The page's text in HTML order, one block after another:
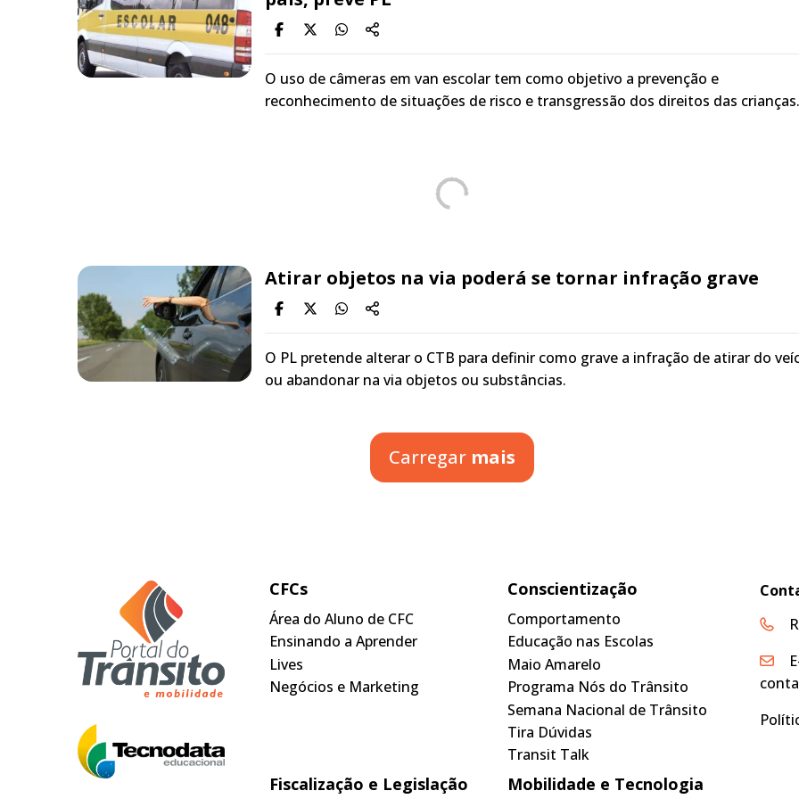
O uso de câmeras em van escolar tem como objetivo a prevenção e
reconhecimento de situações de risco e transgressão dos direitos das crianças.
Atirar objetos na via poderá se tornar infração grave
O PL pretende alterar o CTB para definir como grave a infração de atirar do
ou abandonar na via objetos ou substâncias.
Carregar mais
CFCs
Área do Aluno de CFC
Ensinando a Aprender
Lives
Negócios e Marketing
Conscientização
Comportamento
Educação nas Escolas
Maio Amarelo
Programa Nós do Trânsito
Semana Nacional de Trânsito
Tira Dúvidas
Transit Talk
Fiscalização e Legislação Mobilidade e Tecnologia